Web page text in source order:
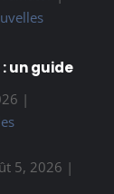
un guide
|
5, 2026 |